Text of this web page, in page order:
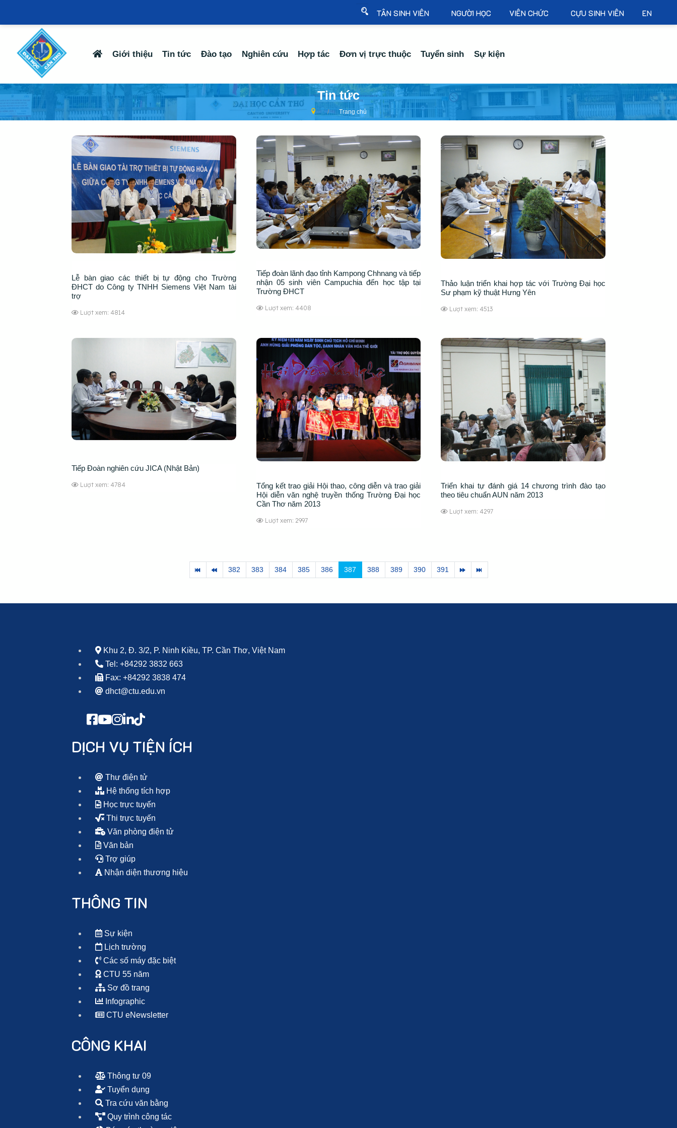
TÂN SINH VIÊN NGƯỜI HỌC VIÊN CHỨC CỰU SINH VIÊN EN
Giới thiệu Tin tức Đào tạo Nghiên cứu Hợp tác Đơn vị trực thuộc Tuyển sinh Sự kiện
Tin tức
Trang chủ
Lễ bàn giao các thiết bị tự động cho Trường
ĐHCT do Công ty TNHH Siemens Việt Nam tài
trợ
Lượt xem: 4814
Tiếp đoàn lãnh đạo tỉnh Kampong Chhnang và tiếp
nhận 05 sinh viên Campuchia đến học tập tại
Trường ĐHCT
Lượt xem: 4408
Thảo luận triển khai hợp tác với Trường Đại học
Sư phạm kỹ thuật Hưng Yên
Lượt xem: 4513
Tiếp Đoàn nghiên cứu JICA (Nhật Bản)
Lượt xem: 4784
Tổng kết trao giải Hội thao, công diễn và trao giải
Hội diễn văn nghệ truyền thống Trường Đại học
Cần Thơ năm 2013
Lượt xem: 2997
Triển khai tự đánh giá 14 chương trình đào tạo
theo tiêu chuẩn AUN năm 2013
Lượt xem: 4297
382 383 384 385 386 387 388 389 390 391
Khu 2, Đ. 3/2, P. Ninh Kiều, TP. Cần Thơ, Việt Nam
Tel: +84292 3832 663
Fax: +84292 3838 474
dhct@ctu.edu.vn
DỊCH VỤ TIỆN ÍCH
Thư điện tử
Hệ thống tích hợp
Học trực tuyến
Thi trực tuyến
Văn phòng điện tử
Văn bản
Trợ giúp
Nhận diện thương hiệu
THÔNG TIN
Sự kiện
Lịch trường
Các số máy đặc biệt
CTU 55 năm
Sơ đồ trang
Infographic
CTU eNewsletter
CÔNG KHAI
Thông tư 09
Tuyển dụng
Tra cứu văn bằng
Quy trình công tác